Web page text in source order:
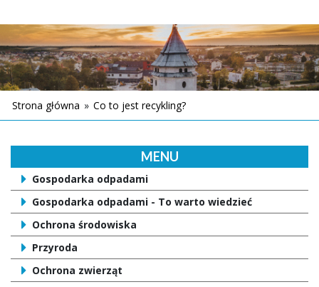
Strona główna » Co to jest recykling?
MENU
Gospodarka odpadami
Gospodarka odpadami - To warto wiedzieć
Ochrona środowiska
Przyroda
Ochrona zwierząt